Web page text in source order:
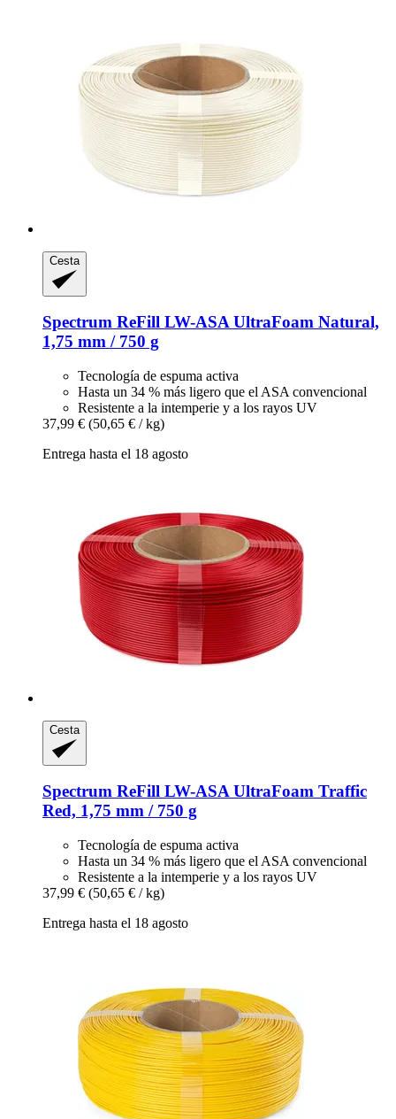
Cesta
Spectrum ReFill LW-​ASA UltraFoam Natural,
1,75 mm / 750 g
Tecnología de espuma activa
Hasta un 34 % más ligero que el ASA convencional
Resistente a la intemperie y a los rayos UV
37,99 € (50,65 € / kg)
Entrega hasta el 18 agosto
Cesta
Spectrum ReFill LW-​ASA UltraFoam Traffic
Red, 1,75 mm / 750 g
Tecnología de espuma activa
Hasta un 34 % más ligero que el ASA convencional
Resistente a la intemperie y a los rayos UV
37,99 € (50,65 € / kg)
Entrega hasta el 18 agosto